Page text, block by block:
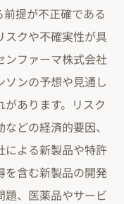
提が不正確である
スクや不確実性が具
ンファーマ株式会社
ソンの予想や見通し
あります。リスク
どの経済的要因、
による新製品や特許
を含む新製品の開発
題、医薬品やサービ